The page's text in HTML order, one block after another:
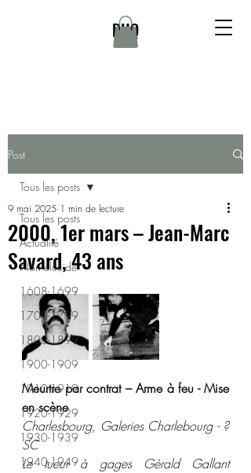
DHQ
Post
Tous les posts
Actualité
Non élucidé
1608-1699
1700-1799
1800-1899
1900-1909
1910-1919
1920-1929
1930-1939
1940-1949
Tous les posts
2000, 1er mars – Jean-Marc
Savard, 43 ans
9 mai 2025 1 min de lecture
Meurtre par contrat – Arme à feu - Mise
en scène
Charlesbourg, Galeries Charlebourg - ?
SC
Le tueur à gages Gérald Gallant